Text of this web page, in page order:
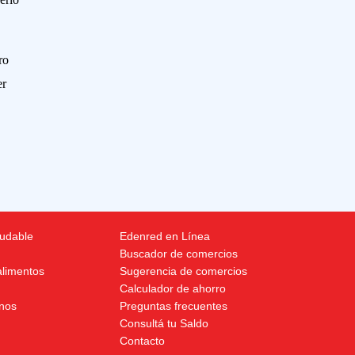
Edenred en Línea
Buscador de comercios
Sugerencia de comercios
Calculador de ahorro
Preguntas frecuentes
Consultá tu Saldo
Contacto